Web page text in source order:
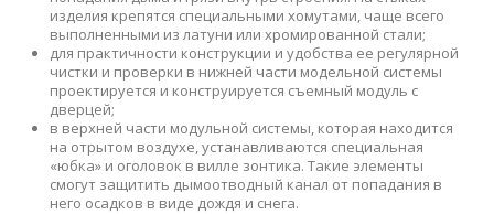
изделия крепятся специальными хомутами, чаще всего
выполненными из латуни или хромированной стали;
для практичности конструкции и удобства ее регулярной
чистки и проверки в нижней части модельной системы
проектируется и конструируется съемный модуль с
дверцей;
в верхней части модульной системы, которая находится
на отрытом воздухе, устанавливаются специальная
«юбка» и оголовок в вилле зонтика. Такие элементы
смогут защитить дымоотводный канал от попадания в
него осадков в виде дождя и снега.